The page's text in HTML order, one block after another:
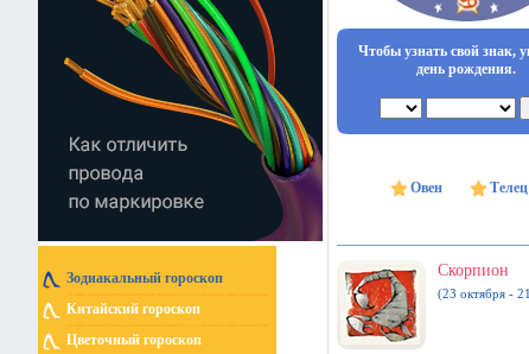
Зодиакальный гороскоп
Китайский гороскоп
Цветочный гороскоп
Чтобы узнать свой знак,
день рождения.
Овен Телец
Скорпион
(23 октября -